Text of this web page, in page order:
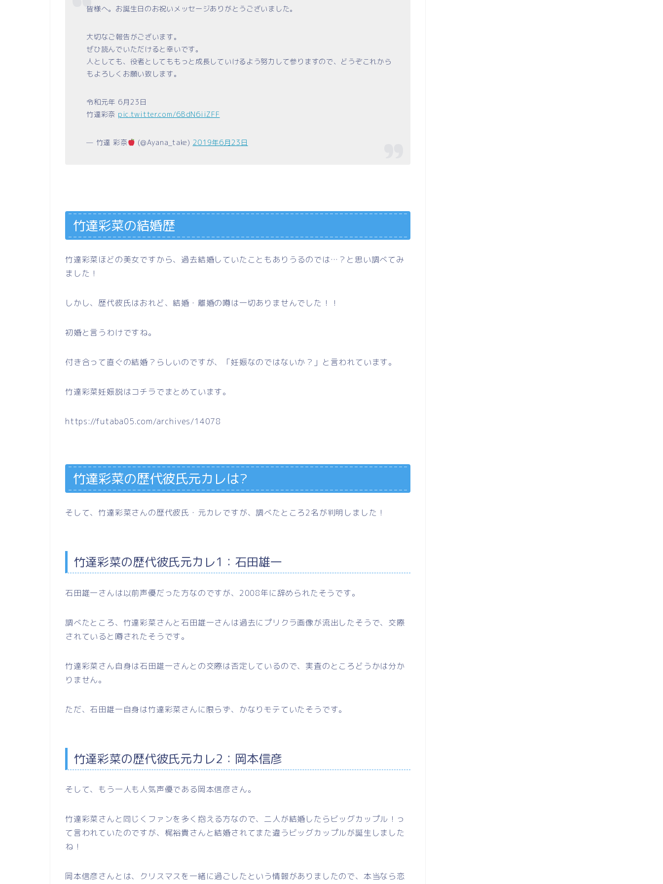
皆様へ。お誕生日のお祝いメッセージありがとうございました。
大切なご報告がございます。
ぜひ読んでいただけると幸いです。
人としても、役者としてももっと成長していけるよう努力して参りますので、どうぞこれから
もよろしくお願い致します。
令和元年 6月23日
竹達彩奈 pic.twitter.com/6BdN6iiZFF
— 竹達 彩奈 (@Ayana_take) 2019年6月23日
竹達彩菜の結婚歴
竹達彩菜ほどの美女ですから、過去結婚していたこともありうるのでは…？と思い調べてみ
ました！
しかし、歴代彼氏はおれど、結婚・離婚の噂は一切ありませんでした！！
初婚と言うわけですね。
付き合って直ぐの結婚？らしいのですが、「妊娠なのではないか？」と言われています。
竹達彩菜妊娠説はコチラでまとめています。
https://futaba05.com/archives/14078
竹達彩菜の歴代彼氏元カレは?
そして、竹達彩菜さんの歴代彼氏・元カレですが、調べたところ2名が判明しました！
竹達彩菜の歴代彼氏元カレ1：石田雄一
石田雄一さんは以前声優だった方なのですが、2008年に辞められたそうです。
調べたところ、竹達彩菜さんと石田雄一さんは過去にプリクラ画像が流出したそうで、交際
されていると噂されたそうです。
竹達彩菜さん自身は石田雄一さんとの交際は否定しているので、実査のところどうかは分か
りません。
ただ、石田雄一自身は竹達彩菜さんに限らず、かなりモテていたそうです。
竹達彩菜の歴代彼氏元カレ2：岡本信彦
そして、もう一人も人気声優である岡本信彦さん。
竹達彩菜さんと同じくファンを多く抱える方なので、二人が結婚したらビッグカップル！っ
て言われていたのですが、梶裕貴さんと結婚されてまた違うビッグカップルが誕生しました
ね！
岡本信彦さんとは、クリスマスを一緒に過ごしたという情報がありましたので、本当なら恋